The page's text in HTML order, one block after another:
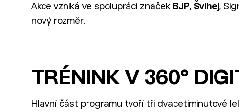
Akce vzniká ve spolupráci značek BJP, Švihej,
nový rozměr.
TRÉNINK V 360°
Hlavní část programu tvoří tři dvacetiminutové